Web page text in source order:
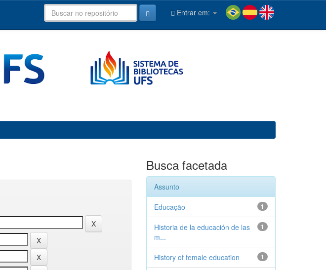
Entrar em:
Busca facetada
Assunto
1
Educação
1
Historia de la educación de las
m...
1
History of female education